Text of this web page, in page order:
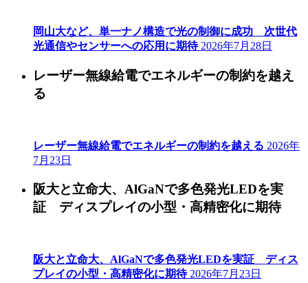
岡山大など、単一ナノ構造で光の制御に成功 次世代
光通信やセンサーへの応用に期待 2026年7月28日
レーザー無線給電でエネルギーの制約を越え
る
レーザー無線給電でエネルギーの制約を越える 2026年
7月23日
阪大と立命大、AlGaNで多色発光LEDを実
証 ディスプレイの小型・高精密化に期待
阪大と立命大、AlGaNで多色発光LEDを実証 ディス
プレイの小型・高精密化に期待 2026年7月23日